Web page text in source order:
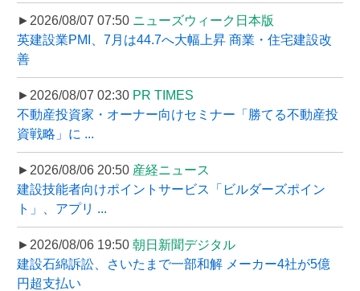
►2026/08/07 07:50 ニューズウィーク日本版
英建設業PMI、7月は44.7へ大幅上昇 商業・住宅建設改
善
►2026/08/07 02:30 PR TIMES
不動産投資家・オーナー向けセミナー「勝てる不動産投
資戦略」に ...
►2026/08/06 20:50 産経ニュース
建設技能者向けポイントサービス「ビルダーズポイン
ト」、アプリ ...
►2026/08/06 19:50 朝日新聞デジタル
建設石綿訴訟、さいたまで一部和解 メーカー4社が5億
円超支払い